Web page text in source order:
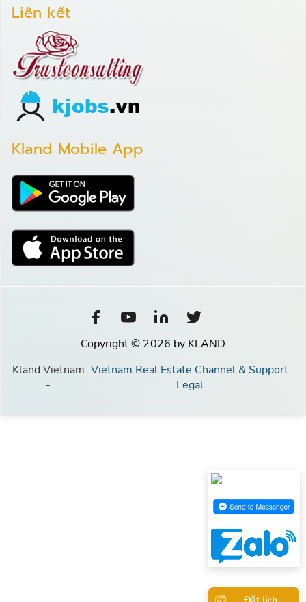
Liên kết
Kland Mobile App
Copyright © 2026 by KLAND
Kland Vietnam
-
Vietnam Real Estate Channel & Support
Legal